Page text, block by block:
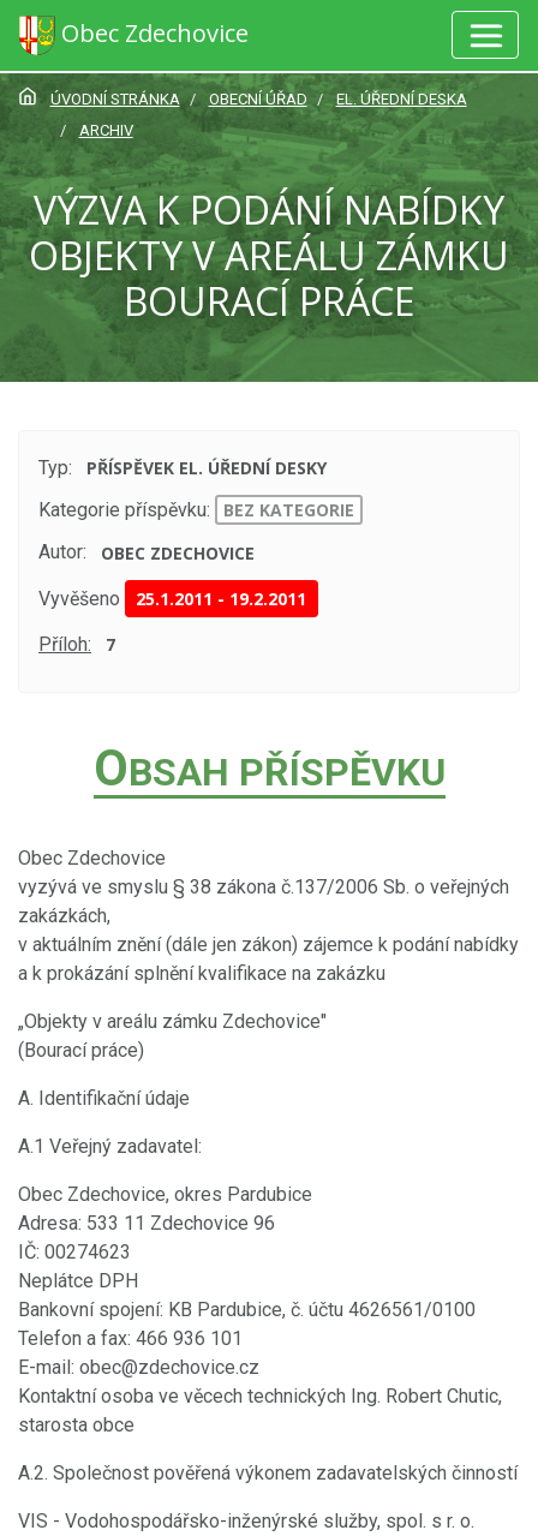
Obec Zdechovice
ÚVODNÍ STRÁNKA OBECNÍ ÚŘAD
EL. ÚŘEDNÍ DESKA
ARCHIV
VÝZVA K PODÁNÍ NABÍDKY
OBJEKTY V AREÁLU ZÁMKU
BOURACÍ PRÁCE
Typ:
PŘÍSPĚVEK EL. ÚŘEDNÍ DESKY
Kategorie příspěvku:
BEZ KATEGORIE
Autor:
OBEC ZDECHOVICE
Vyvěšeno 25.1.2011 - 19.2.2011
Příloh: 7
OBSAH PŘÍSPĚVKU
Obec Zdechovice
vyzývá ve smyslu § 38 zákona č.137/2006 Sb. o veřejných
zakázkách,
v aktuálním znění (dále jen zákon) zájemce k podání nabídky
a k prokázání splnění kvalifikace na zakázku
„Objekty v areálu zámku Zdechovice"
(Bourací práce)
A. Identifikační údaje
A.1 Veřejný zadavatel:
Obec Zdechovice, okres Pardubice
Adresa: 533 11 Zdechovice 96
IČ: 00274623
Neplátce DPH
Bankovní spojení: KB Pardubice, č. účtu 4626561/0100
Telefon a fax: 466 936 101
E-mail: obec@zdechovice.cz
Kontaktní osoba ve věcech technických Ing. Robert Chutic,
starosta obce
A.2. Společnost pověřená výkonem zadavatelských činností
VIS - Vodohospodářsko-inženýrské služby, spol. s r. o.